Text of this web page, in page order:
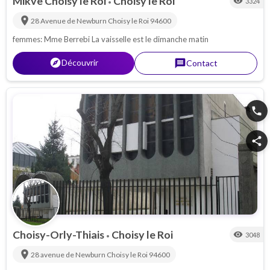
•
location_on 28 Avenue de Newburn Choisy le Roi 94600
femmes: Mme Berrebi La vaisselle est le dimanche matin
explorerDécouvrir messageContact
phone
share
Choisy-Orly-Thiais • Choisy le Roi visibility 3048
location_on 28 avenue de Newburn Choisy le Roi 94600